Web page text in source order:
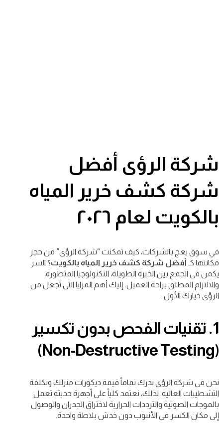
شركة الرؤى أفضل
شركة كشف خرير المياه
بالكويت لعام ٢٠٢٦
في سوق يعج بالشركات، كيف تمكنت “شركة الرؤى” من حجز
مكانتها كـ أفضل شركة كشف خرير المياه بالكويت؟ السر
يكمن في الجمع بين الخبرة الطويلة، التكنولوجيا المتطورة،
والالتزام المطلق براحة العميل. إليك أهم المزايا التي تجعل من
الرؤى خيارك الأول:
1. تقنيات الفحص بدون تكسير
(Non-Destructive Testing)
نحن في شركة الرؤى ندرك تماماً قيمة ديكورات منزلك وتكلفة
التشطيبات العالية. لذلك، نعتمد كلياً على أجهزة حديثة تعمل
بالموجات الصوتية والترددات الحرارية لاختراق الجدران والوصول
إلى مكان الكسر في الأنبوب دون خدش بلاطة واحدة.